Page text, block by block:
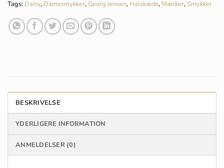
Tags: Daisy, Damesmykker,Georg Jensen, Halskæde, Mærker, Smykker
BESKRIVELSE
YDERLIGERE INFORMATION
ANMELDELSER (0)